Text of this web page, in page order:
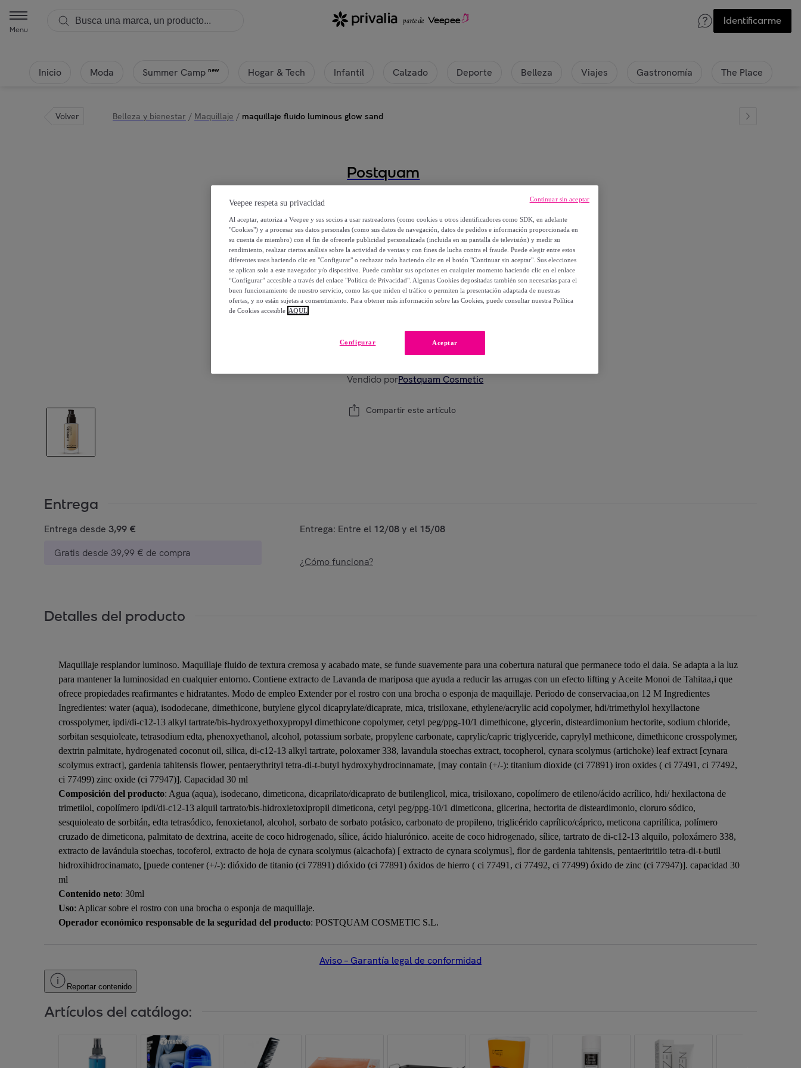
Menu
Identificarme
Inicio Moda Summer Camp new Hogar & Tech Infantil Calzado Deporte Belleza Viajes Gastronomía The Place
Volver Belleza y bienestar / Maquillaje / maquillaje fluido luminous glow sand
Postquam
maquillaje fluido luminous glow sand
16,99 €
56,90 €
-70 %
Vendido porPostquam Cosmetic
Compartir este artículo
Entrega
Entrega desde 3,99 €
Gratis desde 39,99 € de compra
Entrega: Entre el 12/08y el 15/08
¿Cómo funciona?
Detalles del producto
Maquillaje resplandor luminoso. Maquillaje fluido de textura cremosa y acabado mate, se funde suavemente para una cobertura natural que permanece todo el daia. Se adapta a la luz
para mantener la luminosidad en cualquier entorno. Contiene extracto de Lavanda de mariposa que ayuda a reducir las arrugas con un efecto lifting y Aceite Monoi de Tahitaa‚i que
ofrece propiedades reafirmantes e hidratantes. Modo de empleo Extender por el rostro con una brocha o esponja de maquillaje. Periodo de conservaciaa‚on 12 M Ingredientes
Ingredientes: water (aqua), isododecane, dimethicone, butylene glycol dicaprylate/dicaprate, mica, trisiloxane, ethylene/acrylic acid copolymer, hdi/trimethylol hexyllactone
crosspolymer, ipdi/di-c12-13 alkyl tartrate/bis-hydroxyethoxypropyl dimethicone copolymer, cetyl peg/ppg-10/1 dimethicone, glycerin, disteardimonium hectorite, sodium chloride,
sorbitan sesquioleate, tetrasodium edta, phenoxyethanol, alcohol, potassium sorbate, propylene carbonate, caprylic/capric triglyceride, caprylyl methicone, dimethicone crosspolymer,
dextrin palmitate, hydrogenated coconut oil, silica, di-c12-13 alkyl tartrate, poloxamer 338, lavandula stoechas extract, tocopherol, cynara scolymus (artichoke) leaf extract [cynara
scolymus extract], gardenia tahitensis flower, pentaerythrityl tetra-di-t-butyl hydroxyhydrocinnamate, [may contain (+/-): titanium dioxide (ci 77891) iron oxides ( ci 77491, ci 77492,
ci 77499) zinc oxide (ci 77947)]. Capacidad 30 ml
Composición del producto: Agua (aqua), isodecano, dimeticona, dicaprilato/dicaprato de butilenglicol, mica, trisiloxano, copolímero de etileno/ácido acrílico, hdi/ hexilactona de
trimetilol, copolímero ipdi/di-c12-13 alquil tartrato/bis-hidroxietoxipropil dimeticona, cetyl peg/ppg-10/1 dimeticona, glicerina, hectorita de disteardimonio, cloruro sódico,
sesquioleato de sorbitán, edta tetrasódico, fenoxietanol, alcohol, sorbato de sorbato potásico, carbonato de propileno, triglicérido caprílico/cáprico, meticona caprilílica, polímero
cruzado de dimeticona, palmitato de dextrina, aceite de coco hidrogenado, sílice, ácido hialurónico. aceite de coco hidrogenado, sílice, tartrato de di-c12-13 alquilo, poloxámero 338,
extracto de lavándula stoechas, tocoferol, extracto de hoja de cynara scolymus (alcachofa) [ extracto de cynara scolymus], flor de gardenia tahitensis, pentaeritritilo tetra-di-t-butil
hidroxihidrocinamato, [puede contener (+/-): dióxido de titanio (ci 77891) dióxido (ci 77891) óxidos de hierro ( ci 77491, ci 77492, ci 77499) óxido de zinc (ci 77947)]. capacidad 30
ml
Contenido neto: 30ml
Uso: Aplicar sobre el rostro con una brocha o esponja de maquillaje.
Operador económico responsable de la seguridad del producto: POSTQUAM COSMETIC S.L.
Aviso – Garantía legal de conformidad
Reportar contenido
Artículos del catálogo:
Veepee respeta su privacidad
Al aceptar, autoriza a Veepee y sus socios a usar rastreadores (como cookies u otros identificadores como SDK, en adelante
"Cookies") y a procesar sus datos personales (como sus datos de navegación, datos de pedidos e información proporcionada en
su cuenta de miembro) con el fin de ofrecerle publicidad personalizada (incluida en su pantalla de televisión) y medir su
rendimiento, realizar ciertos análisis sobre la actividad de ventas y con fines de lucha contra el fraude. Puede elegir entre estos
diferentes usos haciendo clic en "Configurar" o rechazar todo haciendo clic en el botón "Continuar sin aceptar". Sus elecciones
se aplican solo a este navegador y/o dispositivo. Puede cambiar sus opciones en cualquier momento haciendo clic en el enlace
“Configurar” accesible a través del enlace "Política de Privacidad". Algunas Cookies depositadas también son necesarias para el
buen funcionamiento de nuestro servicio, como las que miden el tráfico o permiten la presentación adaptada de nuestras
ofertas, y no están sujetas a consentimiento. Para obtener más información sobre las Cookies, puede consultar nuestra Política
de Cookies accesible AQUÍ.
Aceptar
Configurar
Continuar sin aceptar